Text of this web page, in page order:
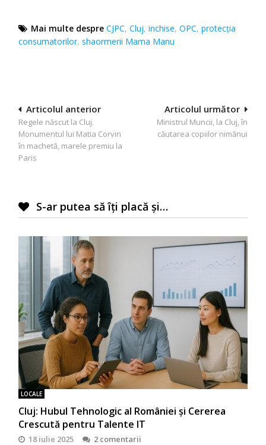
Mai multe despre CJPC,Cluj,inchise,OPC,protecţia
consumatorilor,shaormerii Mama Manu
Navigare
în
articole
Articolul următor
Ministrul Muncii, la Cluj, în
căutarea copiilor nimănui
Articolul anterior
Regele născut la Cluj.
Monumentul lui Matia Corvin
în machetă, marele premiu la
Paris
S-ar putea să îți placă și…
LOCALE
Cluj: Hubul Tehnologic al României și Cererea
Crescută pentru Talente IT
18 iulie 2025 2 comentarii